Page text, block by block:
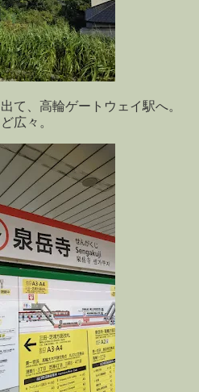
て、高輪ゲートウェイ駅へ。
広々。